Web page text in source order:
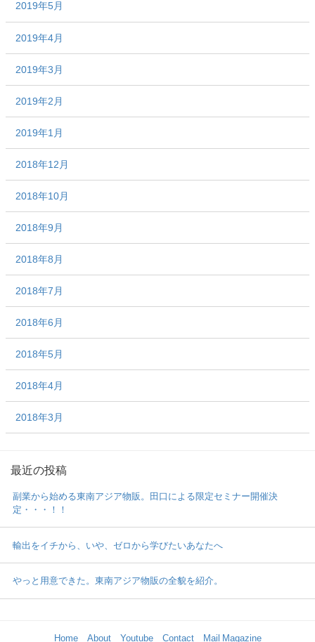
2019年5月
2019年4月
2019年3月
2019年2月
2019年1月
2018年12月
2018年10月
2018年9月
2018年8月
2018年7月
2018年6月
2018年5月
2018年4月
2018年3月
最近の投稿
副業から始める東南アジア物販。田口による限定セミナー開催決
定・・・！！
輸出をイチから、いや、ゼロから学びたいあなたへ
やっと用意できた。東南アジア物販の全貌を紹介。
Home About Youtube Contact Mail Magazine